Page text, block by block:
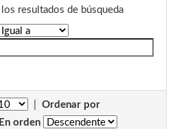
resultados de búsqueda
Ordenar por
En orden